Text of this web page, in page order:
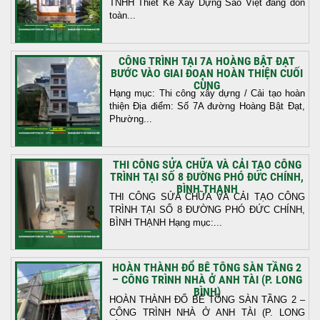
TNHH Thiết Kế Xây Dựng Sao Việt đang dồn
toàn...
CÔNG TRÌNH TẠI 7A HOÀNG BẬT ĐẠT
BƯỚC VÀO GIAI ĐOẠN HOÀN THIỆN CUỐI
CÙNG
Hạng mục: Thi công xây dựng / Cải tạo hoàn
thiện Địa điểm: Số 7A đường Hoàng Bật Đạt,
Phường...
THI CÔNG SỬA CHỮA VÀ CẢI TẠO CÔNG
TRÌNH TẠI SỐ 8 ĐƯỜNG PHÓ ĐỨC CHÍNH,
BÌNH THẠNH
THI CÔNG SỬA CHỮA VÀ CẢI TẠO CÔNG
TRÌNH TẠI SỐ 8 ĐƯỜNG PHÓ ĐỨC CHÍNH,
BÌNH THẠNH Hạng mục:...
HOÀN THÀNH ĐỔ BÊ TÔNG SÀN TẦNG 2
– CÔNG TRÌNH NHÀ Ở ANH TÀI (P. LONG
BÌNH)
HOÀN THÀNH ĐỔ BÊ TÔNG SÀN TẦNG 2 –
CÔNG TRÌNH NHÀ Ở ANH TÀI (P. LONG